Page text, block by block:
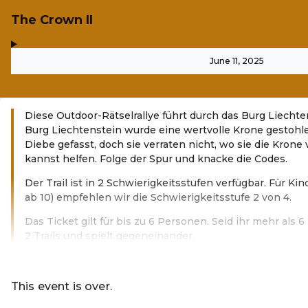
The Crown II
June 11, 2025
Diese Outdoor-Rätselrallye führt durch das Burg
Burg Liechtenstein wurde eine wertvolle Krone
Diebe gefasst, doch sie verraten nicht, wo sie die Krone
kannst helfen. Folge der Spur und knacke die Codes.
Der Trail ist in 2 Schwierigkeitsstufen verfügbar. Für
ab 10) empfehlen wir die Schwierigkeitsstufe 2 von 4.
Das Ticket gilt für bis zu 6 Personen. Seid ihr mehr als
2 Trails und spielt gegeneinander.
This event is over.